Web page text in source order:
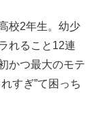
校2年生。幼少
れること12連
かつ最大のモテ
すぎ”て困っち